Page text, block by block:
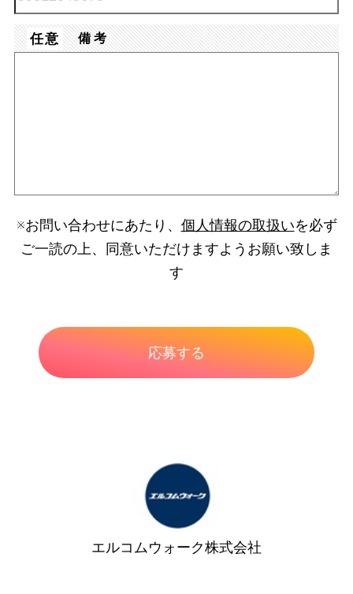
任意 備考
※お問い合わせにあたり、 個人情報の取扱いを必ず
ご一読の上、同意いただけますようお願い致しま
す
エルコムウォーク株式会社